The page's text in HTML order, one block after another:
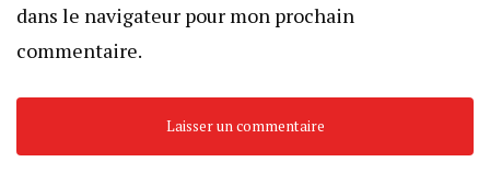
dans le navigateur pour mon prochain
commentaire.